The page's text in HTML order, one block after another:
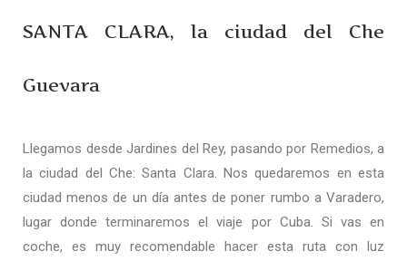
SANTA CLARA, la ciudad del Che
Guevara
Llegamos desde Jardines del Rey, pasando por Remedios, a
la ciudad del Che: Santa Clara. Nos quedaremos en esta
ciudad menos de un día antes de poner rumbo a Varadero,
lugar donde terminaremos el viaje por Cuba. Si vas en
coche, es muy recomendable hacer esta ruta con luz